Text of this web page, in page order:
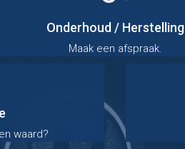
Onderhoud / Herstelling
Maak een afspraak.
waard?